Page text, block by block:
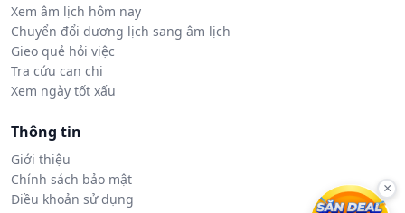
Xem âm lịch hôm nay
Chuyển đổi dương lịch sang âm lịch
Gieo quẻ hỏi việc
Tra cứu can chi
Xem ngày tốt xấu
Thông tin
Giới thiệu
Chính sách bảo mật
Điều khoản sử dụng
×